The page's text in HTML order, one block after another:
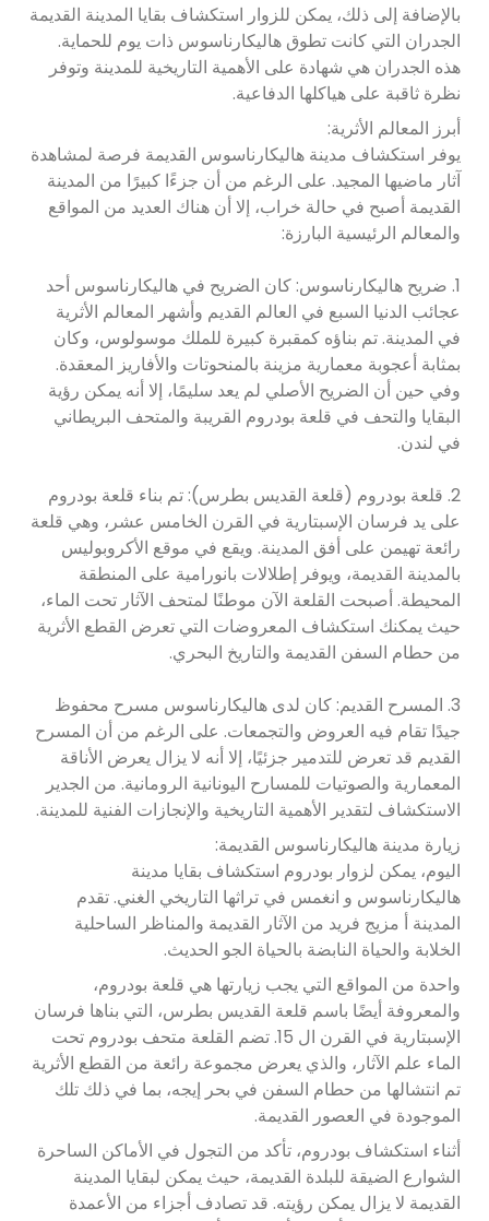
بالإضافة إلى ذلك، يمكن للزوار استكشاف بقايا المدينة القديمة
الجدران التي كانت تطوق هاليكارناسوس ذات يوم للحماية.
هذه الجدران هي شهادة على الأهمية التاريخية للمدينة وتوفر
نظرة ثاقبة على هياكلها الدفاعية.
أبرز المعالم الأثرية:
يوفر استكشاف مدينة هاليكارناسوس القديمة فرصة لمشاهدة
آثار ماضيها المجيد. على الرغم من أن جزءًا كبيرًا من المدينة
القديمة أصبح في حالة خراب، إلا أن هناك العديد من المواقع
والمعالم الرئيسية البارزة:
1. ضريح هاليكارناسوس: كان الضريح في هاليكارناسوس أحد
عجائب الدنيا السبع في العالم القديم وأشهر المعالم الأثرية
في المدينة. تم بناؤه كمقبرة كبيرة للملك موسولوس، وكان
بمثابة أعجوبة معمارية مزينة بالمنحوتات والأفاريز المعقدة.
وفي حين أن الضريح الأصلي لم يعد سليمًا، إلا أنه يمكن رؤية
البقايا والتحف في قلعة بودروم القريبة والمتحف البريطاني
في لندن.
2. قلعة بودروم (قلعة القديس بطرس): تم بناء قلعة بودروم
على يد فرسان الإسبتارية في القرن الخامس عشر، وهي قلعة
رائعة تهيمن على أفق المدينة. ويقع في موقع الأكروبوليس
بالمدينة القديمة، ويوفر إطلالات بانورامية على المنطقة
المحيطة. أصبحت القلعة الآن موطنًا لمتحف الآثار تحت الماء،
حيث يمكنك استكشاف المعروضات التي تعرض القطع الأثرية
من حطام السفن القديمة والتاريخ البحري.
3. المسرح القديم: كان لدى هاليكارناسوس مسرح محفوظ
جيدًا تقام فيه العروض والتجمعات. على الرغم من أن المسرح
القديم قد تعرض للتدمير جزئيًا، إلا أنه لا يزال يعرض الأناقة
المعمارية والصوتيات للمسارح اليونانية الرومانية. من الجدير
الاستكشاف لتقدير الأهمية التاريخية والإنجازات الفنية للمدينة.
زيارة مدينة هاليكارناسوس القديمة:
اليوم، يمكن لزوار بودروم استكشاف بقايا مدينة
هاليكارناسوس و انغمس في تراثها التاريخي الغني. تقدم
المدينة أ مزيج فريد من الآثار القديمة والمناظر الساحلية
الخلابة والحياة النابضة بالحياة الجو الحديث.
واحدة من المواقع التي يجب زيارتها هي قلعة بودروم،
والمعروفة أيضًا باسم قلعة القديس بطرس، التي بناها فرسان
الإسبتارية في القرن ال 15. تضم القلعة متحف بودروم تحت
الماء علم الآثار، والذي يعرض مجموعة رائعة من القطع الأثرية
تم انتشالها من حطام السفن في بحر إيجه، بما في ذلك تلك
الموجودة في العصور القديمة.
أثناء استكشاف بودروم، تأكد من التجول في الأماكن الساحرة
الشوارع الضيقة للبلدة القديمة، حيث يمكن لبقايا المدينة
القديمة لا يزال يمكن رؤيته. قد تصادف أجزاء من الأعمدة